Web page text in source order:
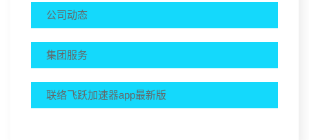
公司动态
集团服务
联络飞跃加速器app最新版